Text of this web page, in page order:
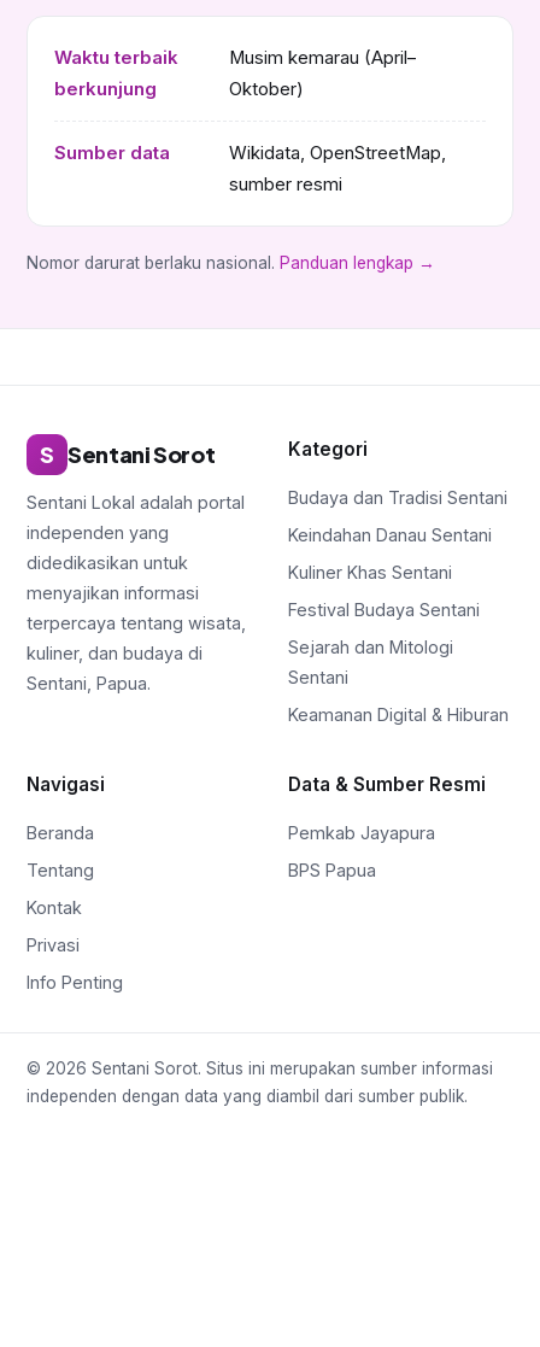
Waktu terbaik
berkunjung
Musim kemarau (April–
Oktober)
Sumber data
Wikidata, OpenStreetMap,
sumber resmi
Nomor darurat berlaku nasional. Panduan lengkap →
S Sentani Sorot
Sentani Lokal adalah portal
independen yang
didedikasikan untuk
menyajikan informasi
terpercaya tentang wisata,
kuliner, dan budaya di
Sentani, Papua.
Kategori
Budaya dan Tradisi Sentani
Keindahan Danau Sentani
Kuliner Khas Sentani
Festival Budaya Sentani
Sejarah dan Mitologi
Sentani
Keamanan Digital & Hiburan
Navigasi
Beranda
Tentang
Kontak
Privasi
Info Penting
Data & Sumber Resmi
Pemkab Jayapura
BPS Papua
© 2026 Sentani Sorot. Situs ini merupakan sumber informasi
independen dengan data yang diambil dari sumber publik.